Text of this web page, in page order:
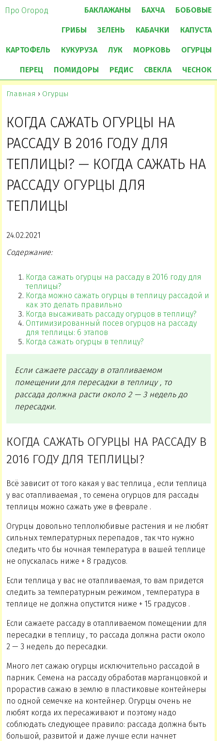
Про Огород БАКЛАЖАНЫ БАХЧА БОБОВЫЕ
ГРИБЫ ЗЕЛЕНЬ КАБАЧКИ КАПУСТА
КАРТОФЕЛЬ КУКУРУЗА ЛУК МОРКОВЬ ОГУРЦЫ
ПЕРЕЦ ПОМИДОРЫ РЕДИС СВЕКЛА ЧЕСНОК
Главная › Огурцы
КОГДА САЖАТЬ ОГУРЦЫ НА
РАССАДУ В 2016 ГОДУ ДЛЯ
ТЕПЛИЦЫ? — КОГДА САЖАТЬ НА
РАССАДУ ОГУРЦЫ ДЛЯ
ТЕПЛИЦЫ
24.02.2021
Содержание:
Когда сажать огурцы на рассаду в 2016 году для
теплицы?
Когда можно сажать огурцы в теплицу рассадой и
как это делать правильно
Когда высаживать рассаду огурцов в теплицу?
Оптимизированный посев огурцов на рассаду
для теплицы: 6 этапов
Когда сажать огурцы в теплицу?
Если сажаете рассаду в отапливаемом
помещении для пересадки в теплицу , то
рассада должна расти около 2 — 3 недель до
пересадки.
КОГДА САЖАТЬ ОГУРЦЫ НА РАССАДУ В
2016 ГОДУ ДЛЯ ТЕПЛИЦЫ?
Всё зависит от того какая у вас теплица , если теплица
у вас отапливаемая , то семена огурцов для рассады
теплицы можно сажать уже в феврале .
Огурцы довольно теплолюбивые растения и не любят
сильных температурных перепадов , так что нужно
следить что бы ночная температура в вашей теплице
не опускалась ниже + 8 градусов.
Если теплица у вас не отапливаемая, то вам придется
следить за температурным режимом , температура в
теплице не должна опустится ниже + 15 градусов .
Если сажаете рассаду в отапливаемом помещении для
пересадки в теплицу , то рассада должна расти около
2 — 3 недель до пересадки.
Много лет сажаю огурцы исключительно рассадой в
парник. Семена на рассаду обработав марганцовкой и
прорастив сажаю в землю в пластиковые контейнеры
по одной семечке на контейнер. Огурцы очень не
любят когда их пересаживают и поэтому надо
соблюдать следующее правило: рассада должна быть
большой, развитой и даже лучше если начнет